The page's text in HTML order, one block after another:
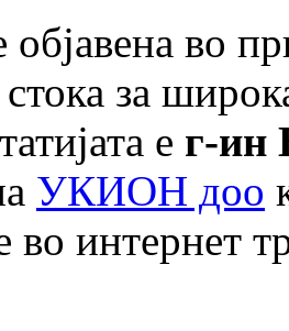
објавена во
стока за
е г-ин
УКИОН доо
во интернет